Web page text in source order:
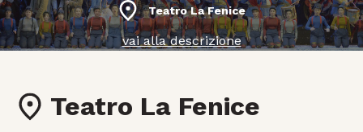
Teatro La Fenice
vai alla descrizione
Teatro La Fenice